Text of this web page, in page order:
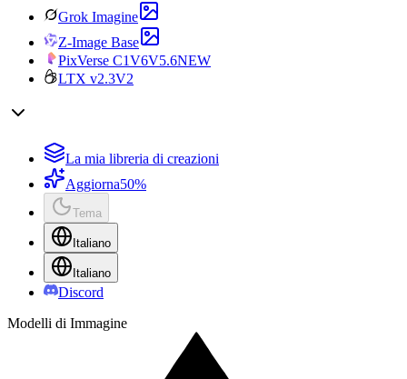
Grok Imagine
Z-Image Base
PixVerse C1V6V5.6NEW
LTX v2.3V2
La mia libreria di creazioni
Aggiorna50%
Tema
Italiano
Italiano
Discord
Modelli di Immagine